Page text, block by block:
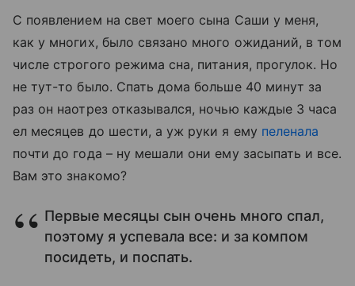
С появлением на свет моего сына Саши у меня,
как у многих, было связано много ожиданий, в том
числе строгого режима сна, питания, прогулок. Но
не тут-то было. Спать дома больше 40 минут за
раз он наотрез отказывался, ночью каждые 3 часа
ел месяцев до шести, а уж руки я ему пеленала
почти до года – ну мешали они ему засыпать и все.
Вам это знакомо?
Первые месяцы сын очень много спал,
поэтому я успевала все: и за компом
посидеть, и поспать.